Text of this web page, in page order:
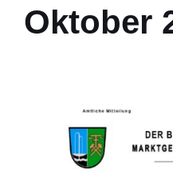
Oktober